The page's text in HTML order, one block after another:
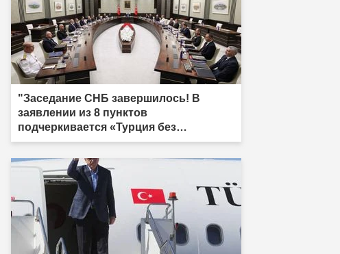
"Заседание СНБ завершилось! В
заявлении из 8 пунктов
подчеркивается «Турция без
террора»"